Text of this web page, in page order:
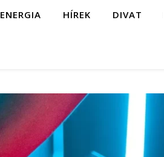
ENERGIA HÍREK DIVAT